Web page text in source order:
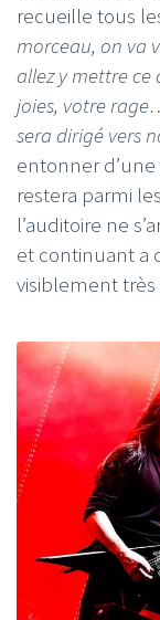
recueille tous
morceau, on va
allez y mettre ce
joies, votre
sera dirigé vers
entonner
restera parmi
l’auditoire ne
et continuant a
visiblement